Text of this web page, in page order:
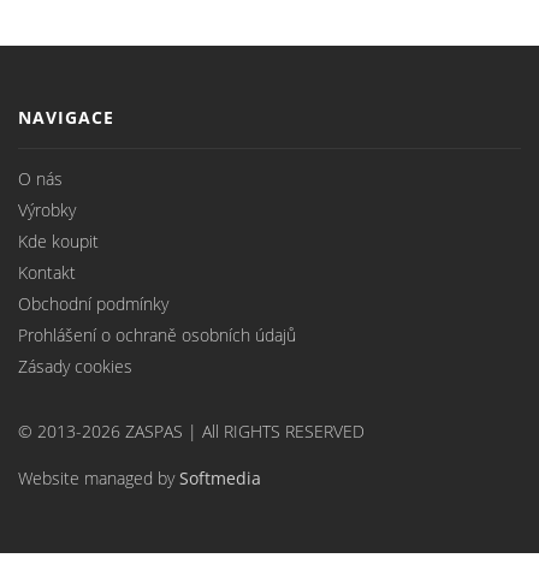
NAVIGACE
O nás
Výrobky
Kde koupit
Kontakt
Obchodní podmínky
Prohlášení o ochraně osobních údajů
Zásady cookies
© 2013-2026 ZASPAS | All RIGHTS RESERVED
Website managed bySoftmedia